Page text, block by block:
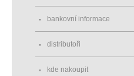
bankovní informace
distributoři
kde nakoupit